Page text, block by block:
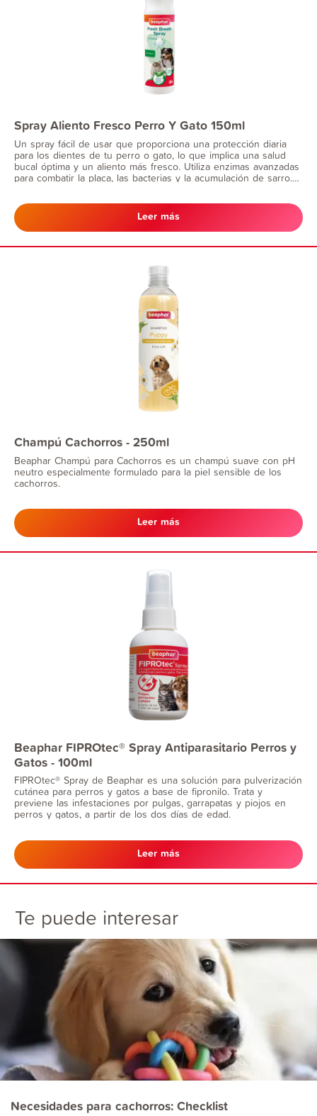
Spray Aliento Fresco Perro Y Gato 150ml
Un spray fácil de usar que proporciona una protección diaria
para los dientes de tu perro o gato, lo que implica una salud
bucal óptima y un aliento más fresco. Utiliza enzimas avanzadas
para combatir la placa, las bacterias y la acumulación de sarro.
Leer más
Champú Cachorros - 250ml
Beaphar Champú para Cachorros es un champú suave con pH
neutro especialmente formulado para la piel sensible de los
cachorros.
Leer más
Beaphar FIPROtec® Spray Antiparasitario Perros y
Gatos - 100ml
FIPROtec® Spray de Beaphar es una solución para pulverización
cutánea para perros y gatos a base de fipronilo. Trata y
previene las infestaciones por pulgas, garrapatas y piojos en
perros y gatos, a partir de los dos días de edad.
Leer más
Te puede interesar
Necesidades para cachorros: Checklist